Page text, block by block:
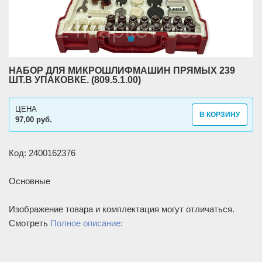
НАБОР ДЛЯ МИКРОШЛИФМАШИН ПРЯМЫХ 239
ШТ.В УПАКОВКЕ. (809.5.1.00)
97,00 руб.
ЦЕНА
В КОРЗИНУ
Код: 2400162376
Основные
Изображение товара и комплектация могут отличаться.
Смотреть Полное описание: